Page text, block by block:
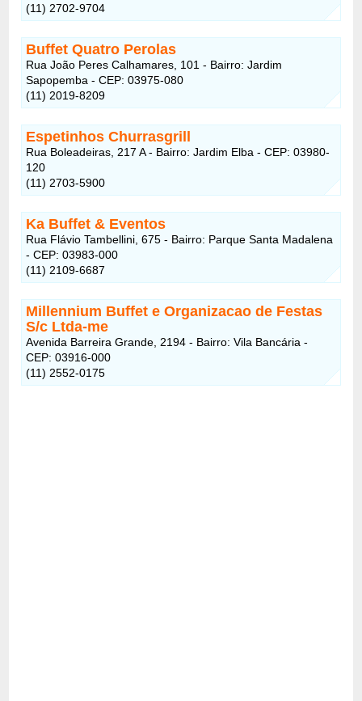
(11) 2702-9704
Buffet Quatro Perolas
Rua João Peres Calhamares, 101 - Bairro: Jardim
Sapopemba - CEP: 03975-080
(11) 2019-8209
Espetinhos Churrasgrill
Rua Boleadeiras, 217 A - Bairro: Jardim Elba - CEP: 03980-
120
(11) 2703-5900
Ka Buffet & Eventos
Rua Flávio Tambellini, 675 - Bairro: Parque Santa Madalena
- CEP: 03983-000
(11) 2109-6687
Millennium Buffet e Organizacao de Festas
S/c Ltda-me
Avenida Barreira Grande, 2194 - Bairro: Vila Bancária -
CEP: 03916-000
(11) 2552-0175